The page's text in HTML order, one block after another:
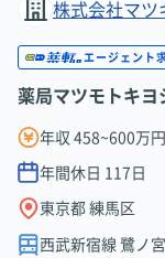
株式会社マツ
エージェント
薬局マツモトキヨ
年収 458~600万円
年間休日 117 日
東京都 練馬区
西武新宿線 鷺ノ